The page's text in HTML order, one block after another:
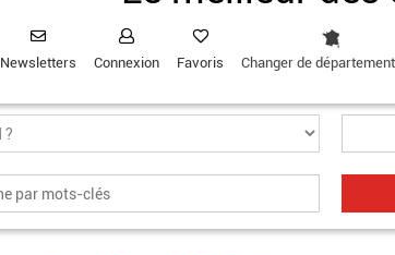
Newsletters Connexion Favoris Changer de département